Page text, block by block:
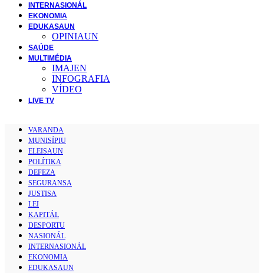
INTERNASIONÁL
EKONOMIA
EDUKASAUN
OPINIAUN
SAÚDE
MULTIMÉDIA
IMAJEN
INFOGRAFIA
VÍDEO
LIVE TV
VARANDA
MUNISÍPIU
ELEISAUN
POLÍTIKA
DEFEZA
SEGURANSA
JUSTISA
LEI
KAPITÁL
DESPORTU
NASIONÁL
INTERNASIONÁL
EKONOMIA
EDUKASAUN